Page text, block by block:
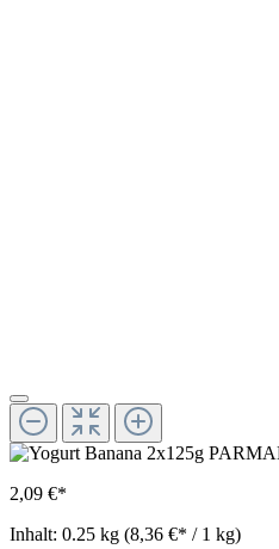
2,09 €*
Inhalt: 0.25 kg (8,36 €* / 1 kg)